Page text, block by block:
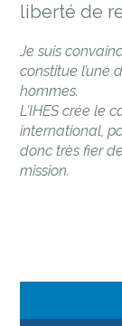
liberté de
Je suis
constitue l’une
hommes.
L’IHES crée le
international,
donc très fier
mission.